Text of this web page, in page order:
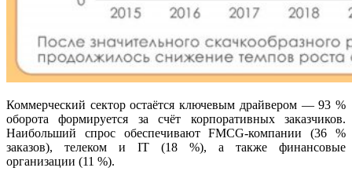
Коммерческий сектор остаётся ключевым драйвером — 93 %
оборота формируется за счёт корпоративных заказчиков.
Наибольший спрос обеспечивают FMCG-компании (36 %
заказов), телеком и IT (18 %), а также финансовые
организации (11 %).